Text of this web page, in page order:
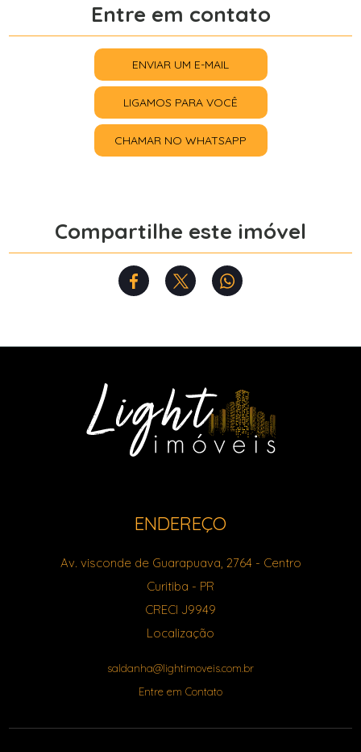
Entre em contato
ENVIAR UM E-MAIL
LIGAMOS PARA VOCÊ
CHAMAR NO WHATSAPP
Compartilhe este imóvel
ENDEREÇO
Av. visconde de Guarapuava, 2764- Centro
Curitiba - PR
CRECI J9949
Localização
saldanha@lightimoveis.com.br
Entre em Contato